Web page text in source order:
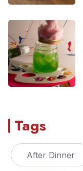
Tags
After Dinner